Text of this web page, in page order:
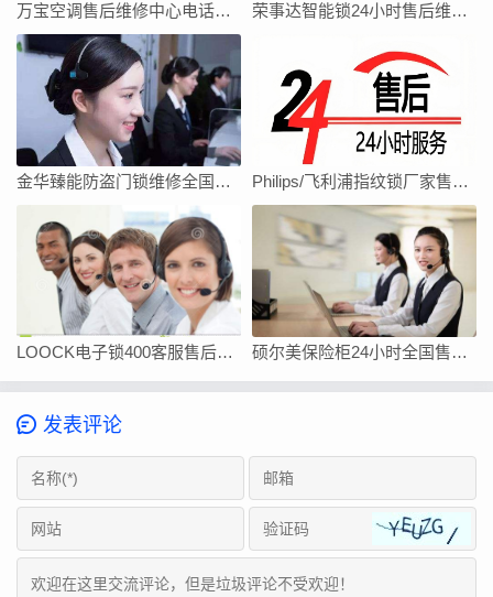
万宝空调售后维修中心电话地址全国 荣事达智能锁24小时售后维修网点电话
金华臻能防盗门锁维修全国统一客服中心电话 Philips/飞利浦指纹锁厂家售后服务中心
LOOCK电子锁400客服售后全国服务电话 硕尔美保险柜24小时全国售后维修服务电话
发表评论